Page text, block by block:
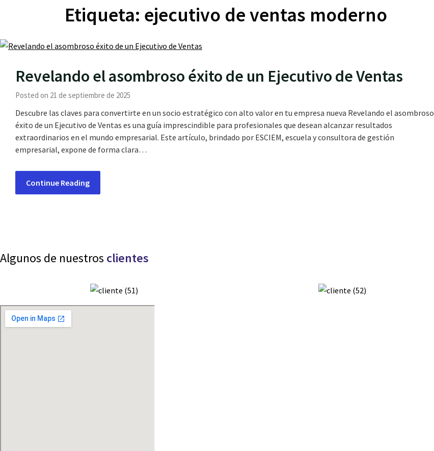
Etiqueta: ejecutivo de ventas moderno
Revelando el asombroso éxito de un Ejecutivo de Ventas
Posted on 21 de septiembre de 2025
Descubre las claves para convertirte en un socio estratégico con alto valor en tu empresa nueva Revelando el asombroso
éxito de un Ejecutivo de Ventas es una guía imprescindible para profesionales que desean alcanzar resultados
extraordinarios en el mundo empresarial. Este artículo, brindado por ESCIEM, escuela y consultora de gestión
empresarial, expone de forma clara…
Continue Reading
Algunos de nuestros clientes